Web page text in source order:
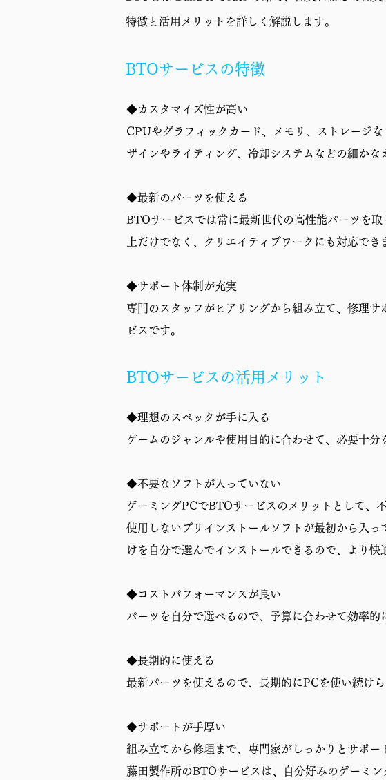
GPU
電源
特徴と活用メリットを詳しく解説します。
BTOサービスの特徴
◆カスタマイズ性が高い
CPUやグラフィックカード、メモリ、ストレージ
ザインやライティング、冷却システムなどの細かな
◆最新のパーツを使える
BTOサービスでは常に最新世代の高性能パーツを
上だけでなく、クリエイティブワークにも対応でき
◆サポート体制が充実
専門のスタッフがヒアリングから組み立て、修理
ビスです。
BTOサービスの活用メリット
◆理想のスペックが手に入る
ゲームのジャンルや使用目的に合わせて、必要十
◆不要なソフトが入っていない
ゲーミングPCでBTOサービスのメリットとして、
使用しないプリインストールソフトが最初から入
けを自分で選んでインストールできるので、より快
◆コストパフォーマンスが良い
パーツを自分で選べるので、予算に合わせて効率的
◆長期的に使える
最新パーツを使えるので、長期的にPCを使い続けら
◆サポートが手厚い
組み立てから修理まで、専門家がしっかりとサポー
藤田製作所のBTOサービスは、自分好みのゲーミ